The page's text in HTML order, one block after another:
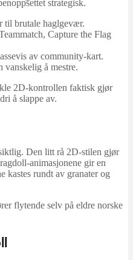
strategisk.
til brutale haglgevær.
Capture the Flag
av community-kart.
vanskelig å mestre.
2D-kontrollen faktisk gjør
å slappe av.
Den litt rå 2D-stilen gjør
animasjonene gir en
kastes rundt av granater og
flytende selv på eldre norske